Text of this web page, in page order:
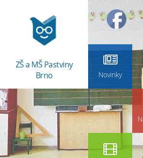
ZŠ a MŠ Pastviny
Brno
Novinky